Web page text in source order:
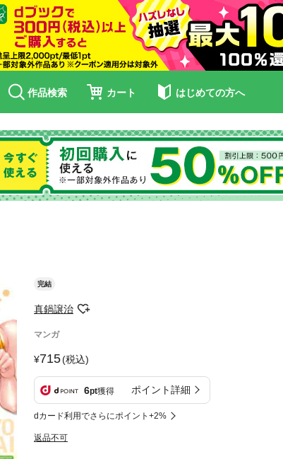
作品検索 カート はじめての方へ
完結
真鍋譲治
マンガ
715(税込)
6pt獲得 ポイント詳細
dカード利用でさらにポイント+2%
返品不可